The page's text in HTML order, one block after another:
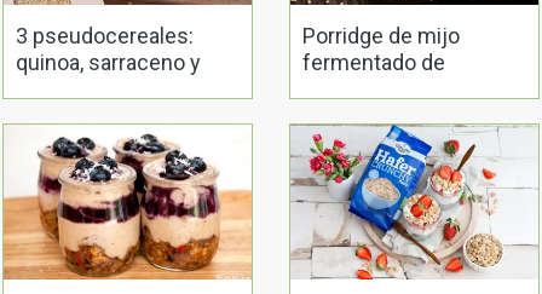
3 pseudocereales:
quinoa, sarraceno y
Porridge de mijo
fermentado de